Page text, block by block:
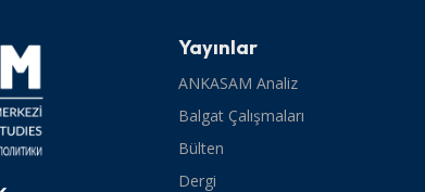
Yayınlar
ANKASAM Analiz
Balgat Çalışmaları
Bülten
Dergi